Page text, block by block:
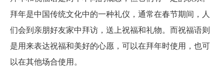
拜年是中国传统文化中的一种礼仪，通常在春节期间，人
们会到亲朋好友家中拜访，送上祝福和礼物。而祝福语则
是用来表达祝福和美好的心愿，可以在拜年时使用，也可
以在其他场合使用。